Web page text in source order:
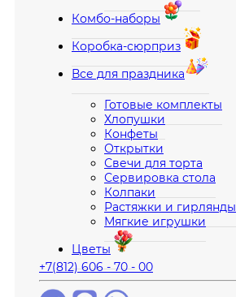
Комбо-наборы
Коробка-сюрприз
Все для праздника
Готовые комплекты
Хлопушки
Конфеты
Открытки
Свечи для торта
Сервировка стола
Колпаки
Растяжки и гирлянды
Мягкие игрушки
Цветы
+7(812) 606 - 70 - 00